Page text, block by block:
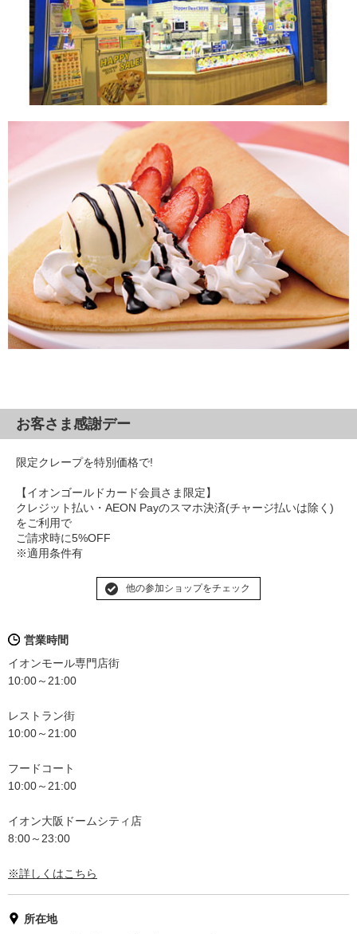
お客さま感謝デー
限定クレープを特別価格で!
【イオンゴールドカード会員さま限定】
クレジット払い・AEON Payのスマホ決済(チャージ払いは除く)
をご利用で
ご請求時に5%OFF
※適用条件有
他の参加ショップをチェック
営業時間
イオンモール専門店街
10:00～21:00
レストラン街
10:00～21:00
フードコート
10:00～21:00
イオン大阪ドームシティ店
8:00～23:00
※詳しくはこちら
所在地